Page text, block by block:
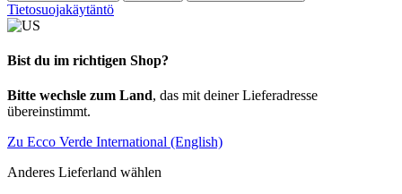
Tietosuojakäytäntö
Bist du im richtigen Shop?
Bitte wechsle zum Land, das mit deiner Lieferadresse
übereinstimmt.
Zu Ecco Verde International (English)
Anderes Lieferland wählen